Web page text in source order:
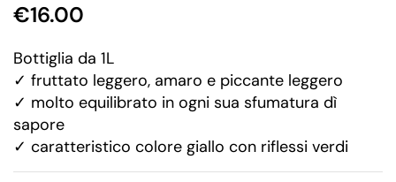
€16.00
Bottiglia da 1L
✓ fruttato leggero, amaro e piccante leggero
✓ molto equilibrato in ogni sua sfumatura dì
sapore
✓ caratteristico colore giallo con riflessi verdi